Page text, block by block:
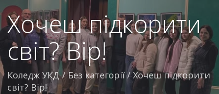
Хочеш підкорити
світ? Вір!
Коледж УКД/Без категорії/Хочеш підкорити
світ? Вір!